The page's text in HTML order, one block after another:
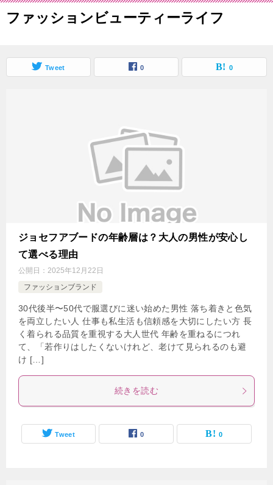
ファッションビューティーライフ
Tweet 0 0
ジョセフアブードの年齢層は？大人の男性が安心し
て選べる理由
公開日： 2025年12月22日
ファッションブランド
30代後半〜50代で服選びに迷い始めた男性 落ち着きと色気
を両立したい人 仕事も私生活も信頼感を大切にしたい方 長
く着られる品質を重視する大人世代 年齢を重ねるにつれ
て、「若作りはしたくないけれど、老けて見られるのも避
け […]
続きを読む
Tweet 0 0